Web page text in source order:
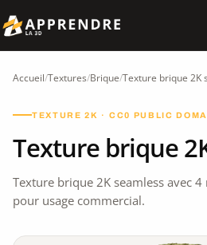
Accueil/Textures/Brique/Texture brique 2K
TEXTURE 2K · CC0 PUBLIC
Texture brique
Texture brique 2K seamless avec
pour usage commercial.